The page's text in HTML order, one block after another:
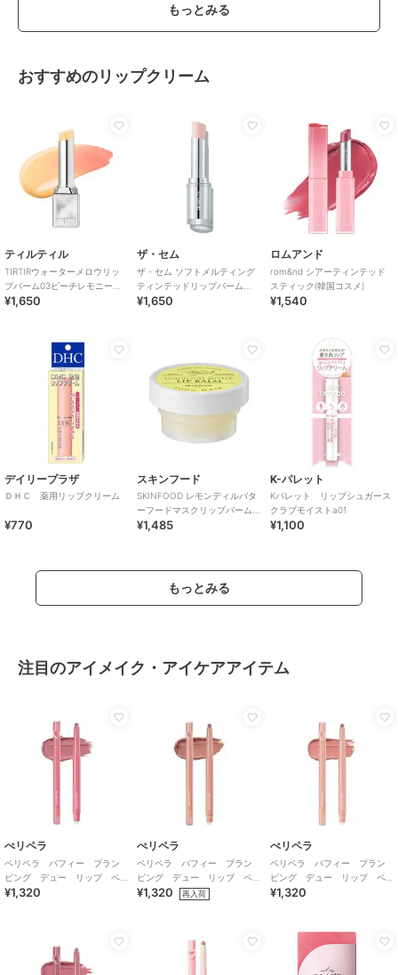
もっとみる
おすすめのリップクリーム
ティルティル
TIRTIRウォーターメロウリッ
プバーム03ピーチレモニー
（韓国コスメ）
¥1,650
ザ・セム
ザ・セム ソフトメルティング
ティンテッドリップバーム
PK01
¥1,650
ロムアンド
rom&nd シアーティンテッド
スティック(韓国コスメ)
¥1,540
デイリープラザ
ＤＨＣ 薬用リップクリーム
¥770
スキンフード
SKINFOOD レモンディルバタ
ーフードマスクリップバーム
(韓国コスメ)
¥1,485
K-パレット
Kパレット リップシュガース
クラブモイストa01
¥1,100
もっとみる
注目のアイメイク・アイケアアイテム
ぺリペラ
ペリペラ パフィー プラン
ピング デュー リップ ペ
ンシル ０３ ピンクドリズ
¥1,320
ぺリペラ
ペリペラ パフィー プラン
ピング デュー リップ ペ
ンシル ０４ アーモンドベ
¥1,320 再入荷
ぺリペラ
ペリペラ パフィー プラン
ピング デュー リップ ペ
ンシル ０５ ピーチオート
¥1,320